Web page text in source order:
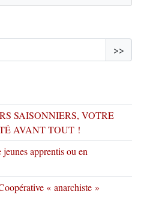
>>
SAISONNIERS, VOTRE
AVANT TOUT !
apprentis ou en
« anarchiste »